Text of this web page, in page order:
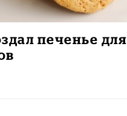
печенье для